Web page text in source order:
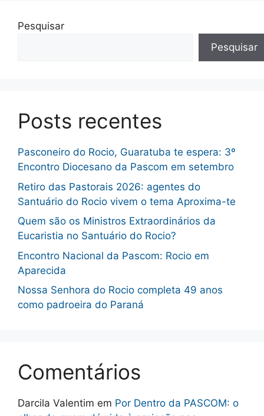
Pesquisar
Pesquisar
Posts recentes
Pasconeiro do Rocio, Guaratuba te espera: 3º
Encontro Diocesano da Pascom em setembro
Retiro das Pastorais 2026: agentes do
Santuário do Rocio vivem o tema Aproxima-te
Quem são os Ministros Extraordinários da
Eucaristia no Santuário do Rocio?
Encontro Nacional da Pascom: Rocio em
Aparecida
Nossa Senhora do Rocio completa 49 anos
como padroeira do Paraná
Comentários
Darcila Valentim em Por Dentro da PASCOM: o